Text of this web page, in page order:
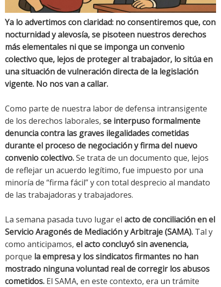
Ya lo advertimos con claridad: no consentiremos que, con
nocturnidad y alevosía, se pisoteen nuestros derechos
más elementales ni que se imponga un convenio
colectivo que, lejos de proteger al trabajador, lo sitúa en
una situación de vulneración directa de la legislación
vigente. No nos van a callar.
Como parte de nuestra labor de defensa intransigente
de los derechos laborales, se interpuso formalmente
denuncia contra las graves ilegalidades cometidas
durante el proceso de negociación y firma del nuevo
convenio colectivo.Se trata de un documento que, lejos
de reflejar un acuerdo legítimo, fue impuesto por una
minoría de “firma fácil” y con total desprecio al mandato
de las trabajadoras y trabajadores.
La semana pasada tuvo lugar el acto de conciliación en el
Servicio Aragonés de Mediación y Arbitraje (SAMA). Tal y
como anticipamos, el acto concluyó sin avenencia,
porque la empresa y los sindicatos firmantes no han
mostrado ninguna voluntad real de corregir los abusos
cometidos. El SAMA, en este contexto, era un trámite